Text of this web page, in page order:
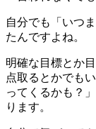
自分でも「いつ
たんですよね。
明確な目標とか
点取るとかでも
ってくるかも？
ります。